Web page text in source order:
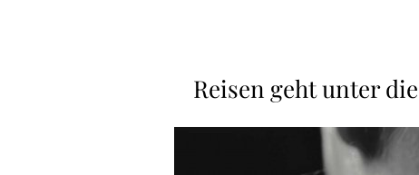
Reisen geht unter